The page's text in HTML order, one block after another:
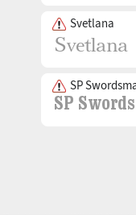
Svetlana
SP